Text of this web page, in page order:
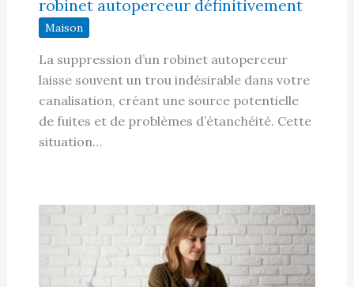
robinet autoperceur définitivement
Maison
La suppression d’un robinet autoperceur
laisse souvent un trou indésirable dans votre
canalisation, créant une source potentielle
de fuites et de problèmes d’étanchéité. Cette
situation…